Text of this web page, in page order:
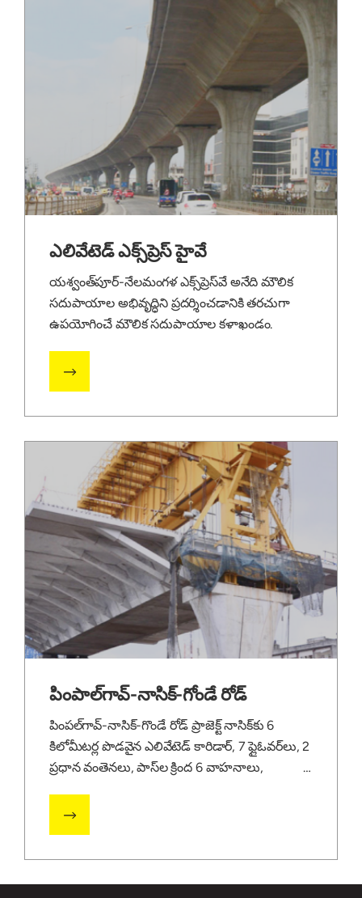
ఎలివేటెడ్ ఎక్స్‌ప్రెస్ హైవే
యశ్వంత్‌పూర్-నేలమంగళ ఎక్స్‌ప్రెస్‌వే అనేది మౌలిక
సదుపాయాల అభివృద్ధిని ప్రదర్శించడానికి తరచుగా
ఉపయోగించే మౌలిక సదుపాయాల కళాఖండం.
పింపాల్‌గావ్-నాసిక్-గోండే రోడ్
పింపల్‌గావ్-నాసిక్-గొండే రోడ్ ప్రాజెక్ట్ నాసిక్‌కు 6
కిలోమీటర్ల పొడవైన ఎలివేటెడ్ కారిడార్, 7 ఫ్లైఓవర్‌లు, 2
ప్రధాన వంతెనలు, పాస్‌ల క్రింద 6 వాహనాలు,